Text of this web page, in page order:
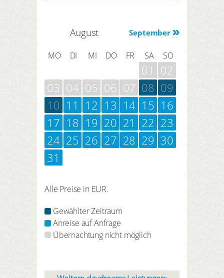
September
August
MO DI MI DO FR SA SO
01
02
03 04 05 06 07 08 09
10 11 12 13 14 15 16
17 18 19 20 21 22 23
24 25 26 27 28 29 30
31
Alle Preise in EUR.
Gewählter Zeitraum
Anreise auf Anfrage
Übernachtung nicht möglich